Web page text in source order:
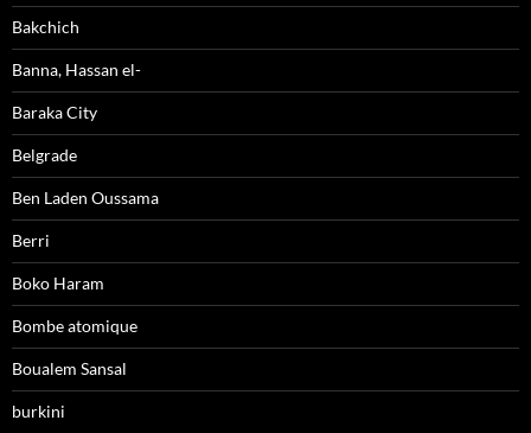
Bakchich
Banna, Hassan el-
Baraka City
Belgrade
Ben Laden Oussama
Berri
Boko Haram
Bombe atomique
Boualem Sansal
burkini